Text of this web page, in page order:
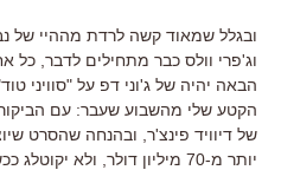
ובגלל שמאוד קשה לרדת מההיי של
וג'פרי וולס כבר מתחילים לדבר,
הבאה יהיה של ג'וני דפ על "סוויני
הקטע שלי מהשבוע שעבר: עם
של דיוויד פינצ'ר, ובהנחה שהסרט
יותר מ-70 מיליון דולר, ולא